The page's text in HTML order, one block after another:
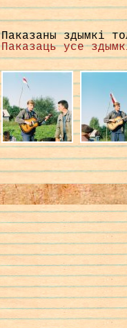
Паказаны здымкі
Паказаць усе